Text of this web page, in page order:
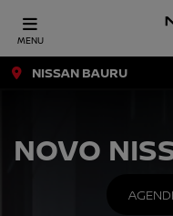
MENU
NISSAN BAURU
NOVO